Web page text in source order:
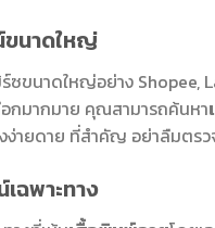
ขนาดใหญ่
ขนาดใหญ่อย่าง Shopee,
อกมากมาย คุณสามารถค้นหา
ง่ายดาย ที่สำคัญ อย่าลืมตร
ฉพาะทาง